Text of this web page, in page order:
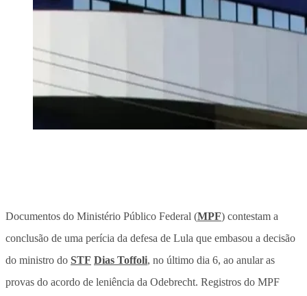
Documentos do Ministério Público Federal (MPF) contestam a
conclusão de uma perícia da defesa de Lula que embasou a decisão
do ministro do STF Dias Toffoli, no último dia 6, ao anular as
provas do acordo de leniência da Odebrecht. Registros do MPF